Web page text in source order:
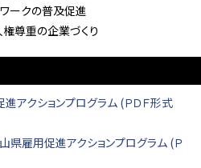
ークの普及促進
尊重の企業づくり
アクションプログラム (ＰＤＦ形式
県雇用促進アクションプログラム (Ｐ